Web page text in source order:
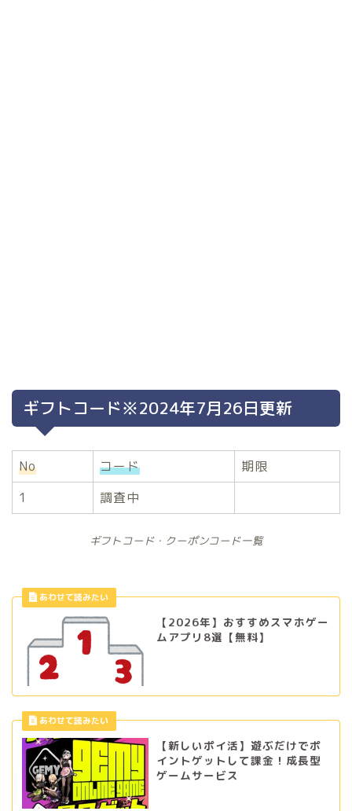
ギフトコード※2024年7月26日更新
No コード
期限
1
調査中
ギフトコード・クーポンコード一覧
【2026年】おすすめスマホゲー
ムアプリ8選【無料】
【新しいポイ活】遊ぶだけでポ
イントゲットして課金！成長型
ゲームサービス